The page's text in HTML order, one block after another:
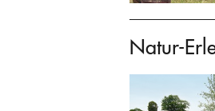
Natur-